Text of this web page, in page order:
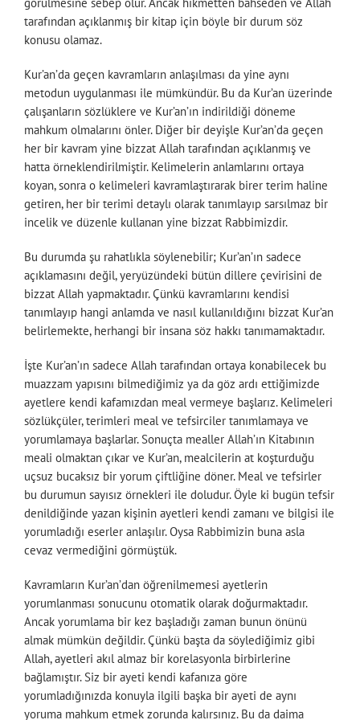
tarafından açıklanmış bir kitap için böyle bir durum söz
konusu olamaz.
Kur’an’da geçen kavramların anlaşılması da yine aynı
metodun uygulanması ile mümkündür. Bu da Kur’an üzerinde
çalışanların sözlüklere ve Kur’an’ın indirildiği döneme
mahkum olmalarını önler. Diğer bir deyişle Kur’an’da geçen
her bir kavram yine bizzat Allah tarafından açıklanmış ve
hatta örneklendirilmiştir. Kelimelerin anlamlarını ortaya
koyan, sonra o kelimeleri kavramlaştırarak birer terim haline
getiren, her bir terimi detaylı olarak tanımlayıp sarsılmaz bir
incelik ve düzenle kullanan yine bizzat Rabbimizdir.
Bu durumda şu rahatlıkla söylenebilir; Kur’an’ın sadece
açıklamasını değil, yeryüzündeki bütün dillere çevirisini de
bizzat Allah yapmaktadır. Çünkü kavramlarını kendisi
tanımlayıp hangi anlamda ve nasıl kullanıldığını bizzat Kur’an
belirlemekte, herhangi bir insana söz hakkı tanımamaktadır.
İşte Kur’an’ın sadece Allah tarafından ortaya konabilecek bu
muazzam yapısını bilmediğimiz ya da göz ardı ettiğimizde
ayetlere kendi kafamızdan meal vermeye başlarız. Kelimeleri
sözlükçüler, terimleri meal ve tefsirciler tanımlamaya ve
yorumlamaya başlarlar. Sonuçta mealler Allah’ın Kitabının
meali olmaktan çıkar ve Kur’an, mealcilerin at koşturduğu
uçsuz bucaksız bir yorum çiftliğine döner. Meal ve tefsirler
bu durumun sayısız örnekleri ile doludur. Öyle ki bugün tefsir
denildiğinde yazan kişinin ayetleri kendi zamanı ve bilgisi ile
yorumladığı eserler anlaşılır. Oysa Rabbimizin buna asla
cevaz vermediğini görmüştük.
Kavramların Kur’an’dan öğrenilmemesi ayetlerin
yorumlanması sonucunu otomatik olarak doğurmaktadır.
Ancak yorumlama bir kez başladığı zaman bunun önünü
almak mümkün değildir. Çünkü başta da söylediğimiz gibi
Allah, ayetleri akıl almaz bir korelasyonla birbirlerine
bağlamıştır. Siz bir ayeti kendi kafanıza göre
yorumladığınızda konuyla ilgili başka bir ayeti de aynı
yoruma mahkum etmek zorunda kalırsınız. Bu da daima